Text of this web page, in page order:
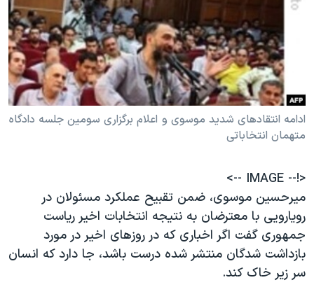
حقوق شهروندی
اقتصادی
علم و فناوری
اسرائیل در جنگ
گالری عکس
انتخابات ریاست جمهوری آمریکا ۲۰۲۴
حمله جمهوری اسلامی به اسرائیل
رمز مهسا
ورزش زنان در ایران
اعتراضات زن، زندگی، آزادی
دادگاه حمید نوری
چهل سال گروگان‌گیری
قانون شفافیت دارائی کادر رهبری ایران
دنبال کنید
زبانهای مختلف
ادامه انتقادهای شدید موسوی و اعلام برگزاری سومین جلسه دادگاه
متهمان انتخاباتی
<!-- IMAGE -->
میرحسین موسوی، ضمن تقبیح عملکرد مسئولان در
رویارویی با معترضان به نتیجه انتخابات اخیر ریاست
جمهوری گفت اگر اخباری که در روزهای اخیر در مورد
بازداشت ‌شدگان منتشر شده درست باشد، جا دارد که انسان
سر زیر خاک کند.